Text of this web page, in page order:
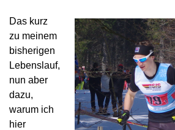
Das kurz
zu meinem
bisherigen
Lebenslauf,
nun aber
dazu,
warum ich
hier